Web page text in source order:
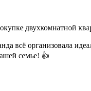
двухкомнатной
всё организовала
семье! 👍